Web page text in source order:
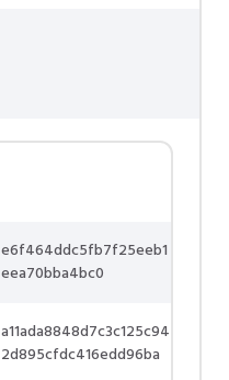
e6f464ddc5fb7f25eeb1
eea70bba4bc0
a11ada8848d7c3c125c94
2d895cfdc416edd96ba